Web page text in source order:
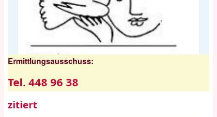
Ermittlungsausschuss:
Tel. 448 96 38
zitiert